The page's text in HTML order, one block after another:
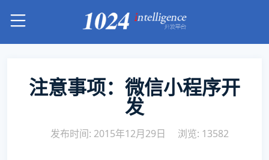
注意事项：微信小程序开
发
发布时间: 2015年12月29日 浏览: 13582